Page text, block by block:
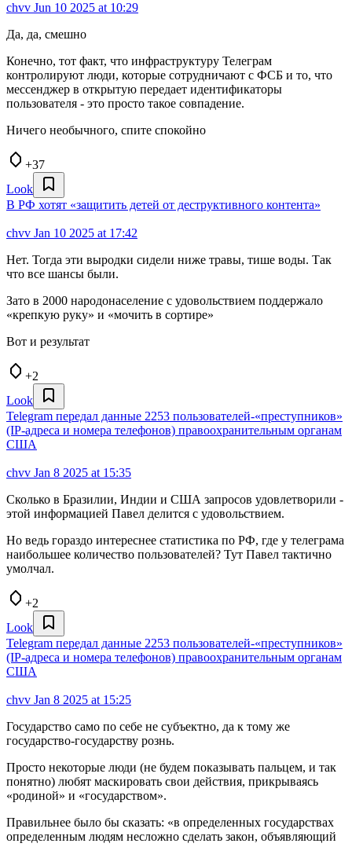
chvv Jun 10 2025 at 10:29
Да, да, смешно
Конечно, тот факт, что инфраструктуру Телеграм
контролируют люди, которые сотрудничают с ФСБ и то, что
мессенджер в открытую передает идентификаторы
пользователя - это просто такое совпадение.
Ничего необычного, спите спокойно
+37
Look
В РФ хотят «защитить детей от деструктивного контента»
chvv Jan 10 2025 at 17:42
Нет. Тогда эти выродки сидели ниже травы, тише воды. Так
что все шансы были.
Зато в 2000 народонаселение с удовольствием поддержало
«крепкую руку» и «мочить в сортире»
Вот и результат
+2
Look
Telegram передал данные 2253 пользователей‑«преступников»
(IP-адреса и номера телефонов) правоохранительным органам
США
chvv Jan 8 2025 at 15:35
Сколько в Бразилии, Индии и США запросов удовлетворили -
этой информацией Павел делится с удовольствием.
Но ведь гораздо интереснее статистика по РФ, где у телеграма
наибольшее количество пользователей? Тут Павел тактично
умолчал.
+2
Look
Telegram передал данные 2253 пользователей‑«преступников»
(IP-адреса и номера телефонов) правоохранительным органам
США
chvv Jan 8 2025 at 15:25
Государство само по себе не субъектно, да к тому же
государство-государству рознь.
Просто некоторые люди (не будем показывать пальцем, и так
понятно) любят маскировать свои действия, прикрываясь
«родиной» и «государством».
Правильнее было бы сказать: «в определенных государствах
определенным людям несложно сделать закон, объявляющий